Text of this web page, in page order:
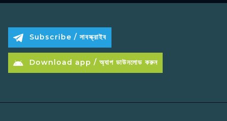
Subscribe / সাবস্ক্রাইব
Download app / অ্যাপ ডাউনলোড করুন